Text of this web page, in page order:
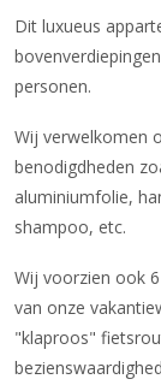
Dit luxueus
personen.
Wij verwelkomen
benodigdheden
aluminiumfolie,
shampoo, etc.
Wij voorzien ook
van onze
"klaproos"